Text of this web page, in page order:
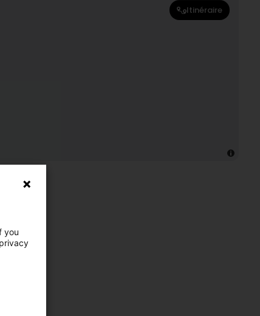
Itinéraire
you